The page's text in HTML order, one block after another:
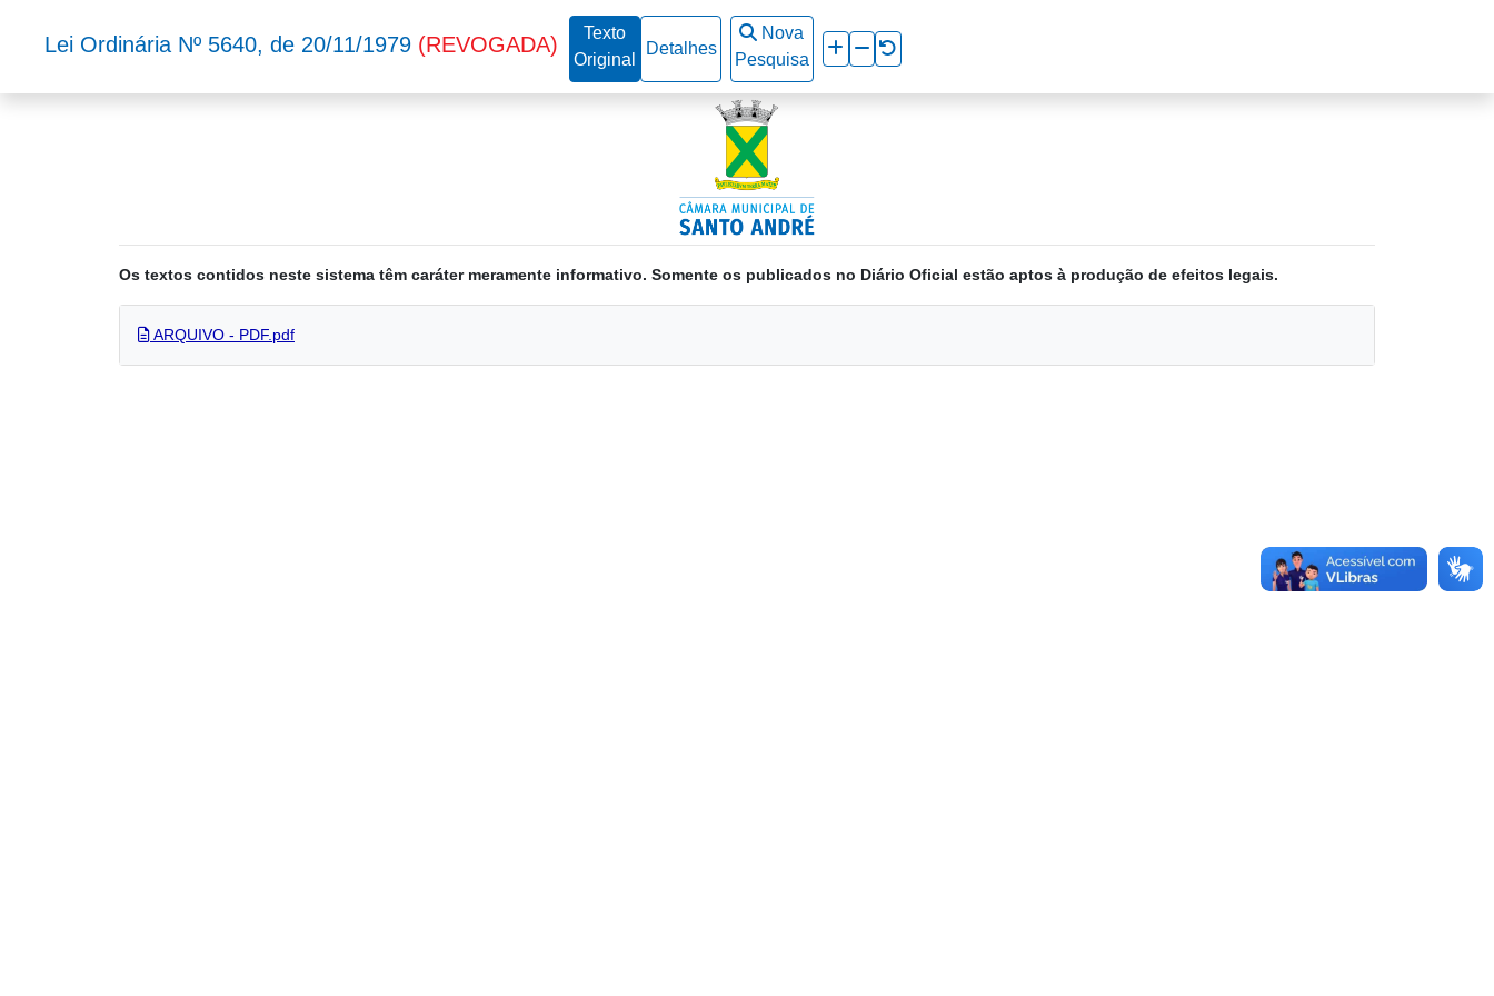
Os textos contidos neste sistema têm caráter meramente informativo. Somente os publicados no Diário Oficial estão aptos à produção de efeitos legais.
Lei Ordinária Nº 5640, de 20/11/1979 (REVOGADA)
Texto
Original
Detalhes
Nova
Pesquisa
ARQUIVO - PDF.pdf